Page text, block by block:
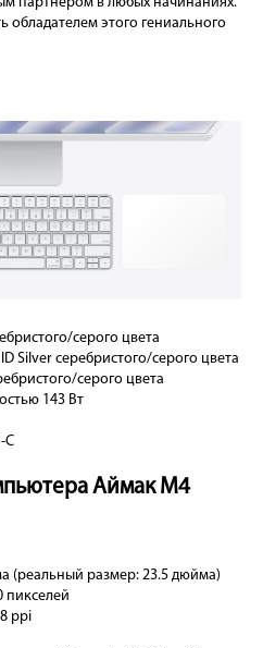
обладателем этого гениального
серого цвета
Silver серебристого/серого цвета
серого цвета
143 Вт
C
Аймак М4
(реальный размер: 23.5 дюйма)
пикселей
ppi